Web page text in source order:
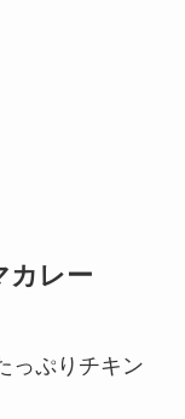
カレー
っぷりチキン